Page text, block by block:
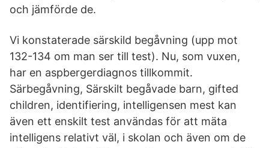
och jämförde de.
Vi konstaterade särskild begåvning (upp mot
132-134 om man ser till test). Nu, som vuxen,
har en aspbergerdiagnos tillkommit.
Särbegåvning, Särskilt begåvade barn, gifted
children, identifiering, intelligensen mest kan
även ett enskilt test användas för att mäta
intelligens relativt väl, i skolan och även om de